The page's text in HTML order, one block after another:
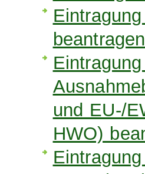
beantragen
und EU-/
HWO)